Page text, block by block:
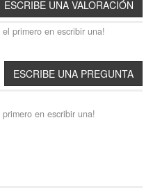
primero en escribir una!
en escribir una!